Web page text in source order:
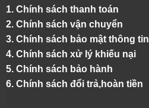
1. Chính sách thanh toán
2. Chính sách vận chuyển
3. Chính sách bảo mật thông tin
4. Chính sách xử lý khiếu nại
5. Chính sách bảo hành
6. Chính sách đổi trả,hoàn tiền